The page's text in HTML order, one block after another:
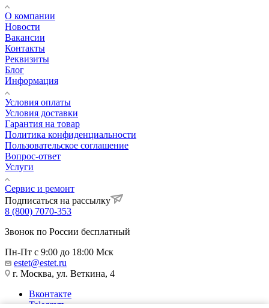
О компании
Новости
Вакансии
Контакты
Реквизиты
Блог
Информация
Условия оплаты
Условия доставки
Гарантия на товар
Политика конфиденциальности
Пользовательское соглашение
Вопрос-ответ
Услуги
Сервис и ремонт
Подписаться на рассылку
8 (800) 7070-353
Звонок по России бесплатный
Пн-Пт с 9:00 до 18:00 Мск
estet@estet.ru
г. Москва, ул. Веткина, 4
Вконтакте
Telegram